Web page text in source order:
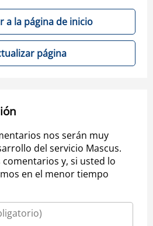
a la página de inicio
página
nos serán muy
del servicio Mascus.
y, si usted lo
en el menor tiempo